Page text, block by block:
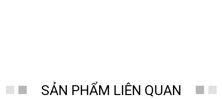
SẢN PHẨM LIÊN QUAN